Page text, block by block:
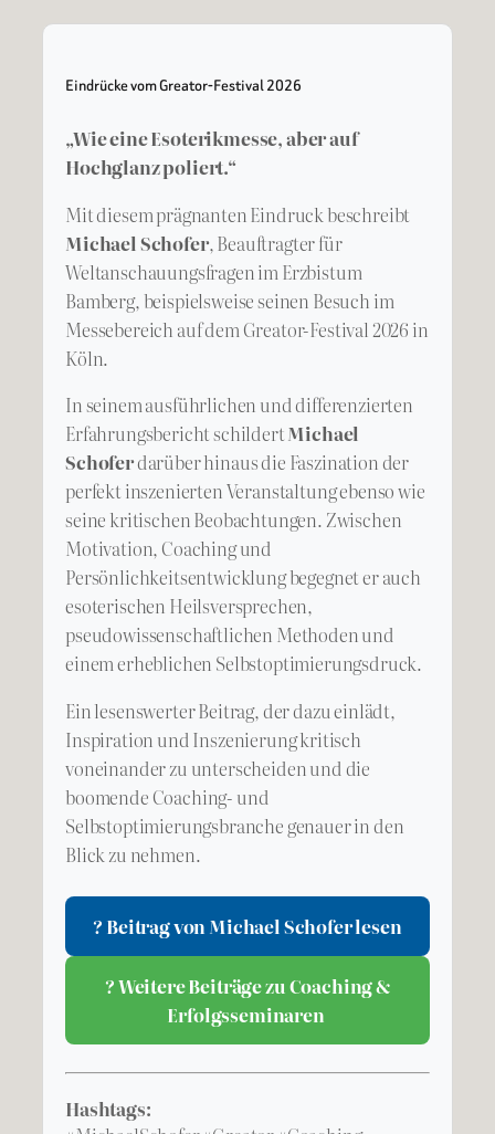
Eindrücke vom Greator-Festival 2026
„Wie eine Esoterikmesse, aber auf
Hochglanz poliert.“
Mit diesem prägnanten Eindruck beschreibt
Michael Schofer, Beauftragter für
Weltanschauungsfragen im Erzbistum
Bamberg, beispielsweise seinen Besuch im
Messebereich auf dem Greator-Festival 2026 in
Köln.
In seinem ausführlichen und differenzierten
Erfahrungsbericht schildertMichael
Schoferdarüber hinaus die Faszination der
perfekt inszenierten Veranstaltung ebenso wie
seine kritischen Beobachtungen. Zwischen
Motivation, Coaching und
Persönlichkeitsentwicklung begegnet er auch
esoterischen Heilsversprechen,
pseudowissenschaftlichen Methoden und
einem erheblichen Selbstoptimierungsdruck.
Ein lesenswerter Beitrag, der dazu einlädt,
Inspiration und Inszenierung kritisch
voneinander zu unterscheiden und die
boomende Coaching- und
Selbstoptimierungsbranche genauer in den
Blick zu nehmen.
? Beitrag von Michael Schofer lesen
? Weitere Beiträge zu Coaching &
Erfolgsseminaren
Hashtags: